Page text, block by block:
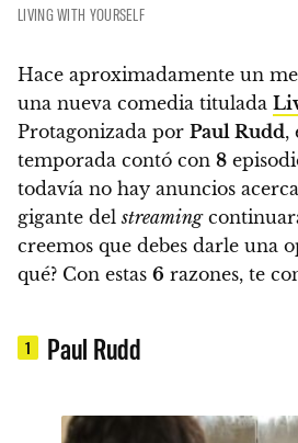
LIVING WITH YOURSELF
Hace aproximadamente un
una nueva comedia titulada
Protagonizada por Paul Rudd,
temporada contó con 8
todavía no hay anuncios
gigante delstreaming
creemos que debes darle una
qué? Con estas 6 razones, te
1 Paul Rudd